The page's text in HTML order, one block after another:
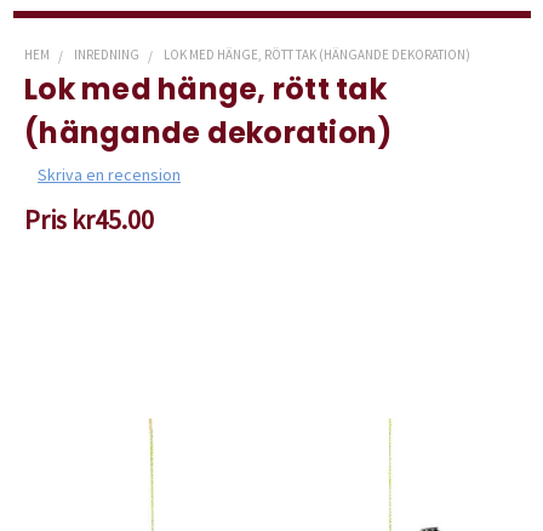
HEM INREDNING LOK MED HÄNGE, RÖTT TAK (HÄNGANDE DEKORATION)
Lok med hänge, rött tak
(hängande dekoration)
Skriva en recension
Pris kr45.00